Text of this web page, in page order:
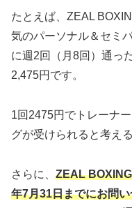
たとえば、ZEAL
気のパーソナル＆セミ
に週2回（月8回）通っ
2,475円です。
1回2475円でトレーナ
グが受けられると考え
さらに、 ZEAL
年7月31日までにお問